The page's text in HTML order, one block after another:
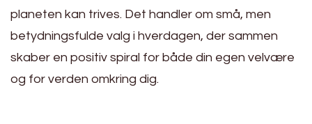
planeten kan trives. Det handler om små, men
betydningsfulde valg i hverdagen, der sammen
skaber en positiv spiral for både din egen velvære
og for verden omkring dig.